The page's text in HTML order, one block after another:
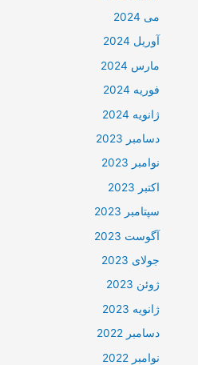
می 2024
آوریل 2024
مارس 2024
فوریه 2024
ژانویه 2024
دسامبر 2023
نوامبر 2023
اکتبر 2023
سپتامبر 2023
آگوست 2023
جولای 2023
ژوئن 2023
ژانویه 2023
دسامبر 2022
نوامبر 2022